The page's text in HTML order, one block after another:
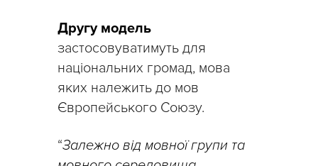
Другу модель
застосовуватимуть для
національних громад, мова
яких належить до мов
Європейського Союзу.
“Залежно від мовної групи та